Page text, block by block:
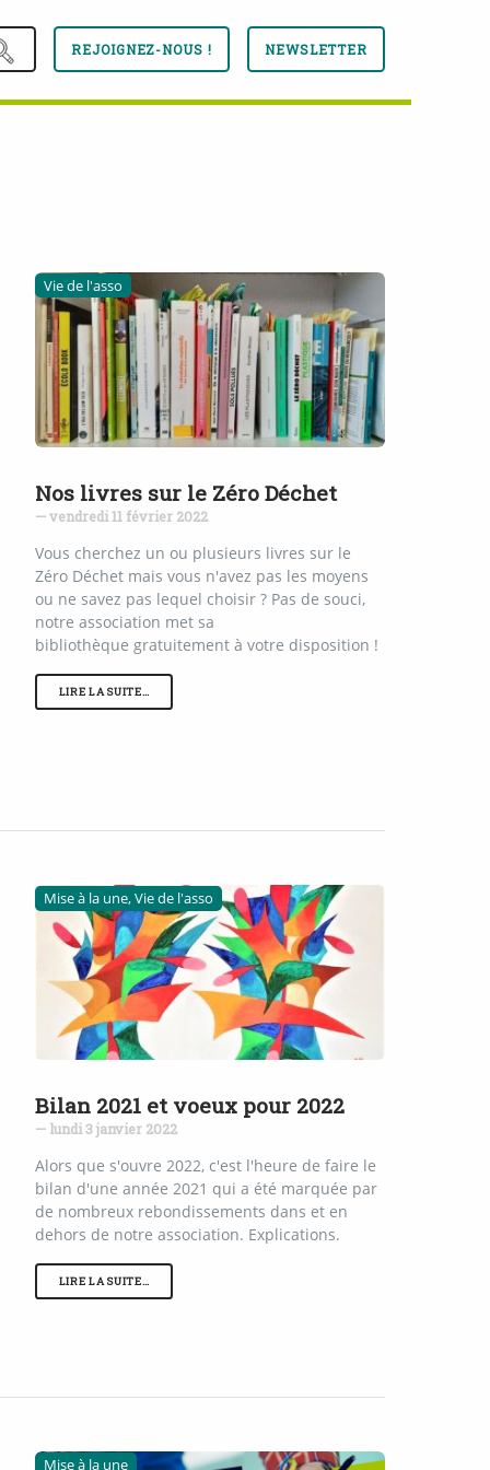
REJOIGNEZ-NOUS ! NEWSLETTER
Vie de l'asso
Nos livres sur le Zéro Déchet
— vendredi 11 février 2022
Vous cherchez un ou plusieurs livres sur le
Zéro Déchet mais vous n'avez pas les moyens
ou ne savez pas lequel choisir ? Pas de souci,
notre association met sa
bibliothèque gratuitement à votre disposition !
LIRE LA SUITE…
Mise à la une, Vie de l'asso
Bilan 2021 et voeux pour 2022
— lundi 3 janvier 2022
Alors que s'ouvre 2022, c'est l'heure de faire le
bilan d'une année 2021 qui a été marquée par
de nombreux rebondissements dans et en
dehors de notre association. Explications.
LIRE LA SUITE…
Mise à la une